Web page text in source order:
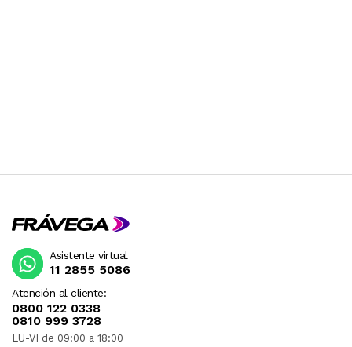
Atención al cliente:
0800 122 0338
0810 999 3728
LU-VI de 09:00 a 18:00
Asistente virtual
11 2855 5086